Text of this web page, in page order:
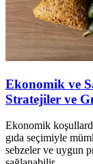
Ekonomik ve
Stratejiler ve
Ekonomik
gıda seçimiyle
sebzeler ve uygun